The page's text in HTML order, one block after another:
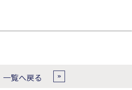
一覧へ戻る